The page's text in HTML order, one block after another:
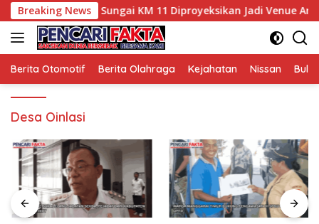
Langsung
ke
konten
Breaking News
Wisata, Sungai KM 11 Diproyeksikan Jadi Venue Arung
Berita Otomotif Berita Olahraga Kejahatan Nissan
Desa Oinlasi